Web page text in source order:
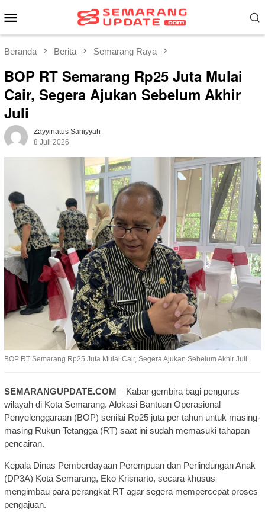
ke
Mobile
Beranda Berita Semarang Raya
BOP RT Semarang Rp25 Juta Mulai
Cair, Segera Ajukan Sebelum Akhir
Juli
Zayyinatus Saniyyah
8 Juli 2026
BOP RT Semarang Rp25 Juta Mulai Cair, Segera Ajukan Sebelum Akhir Juli
SEMARANGUPDATE.COM – Kabar gembira bagi pengurus
wilayah di Kota Semarang. Alokasi Bantuan Operasional
Penyelenggaraan (BOP) senilai Rp25 juta per tahun untuk masing-
masing Rukun Tetangga (RT) saat ini sudah memasuki tahapan
pencairan.
Kepala Dinas Pemberdayaan Perempuan dan Perlindungan Anak
(DP3A) Kota Semarang, Eko Krisnarto, secara khusus
mengimbau para perangkat RT agar segera mempercepat proses
pengajuan.